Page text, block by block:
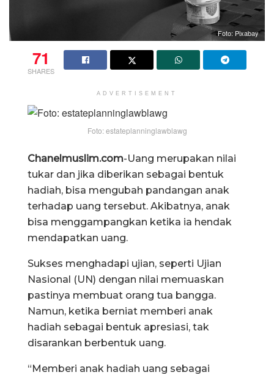
Foto: Pixabay
71
SHARES
ADVERTISEMENT
Foto: estateplanninglawblawg
Chanelmuslim.com-Uang merupakan nilai
tukar dan jika diberikan sebagai bentuk
hadiah, bisa mengubah pandangan anak
terhadap uang tersebut. Akibatnya, anak
bisa menggampangkan ketika ia hendak
mendapatkan uang.
Sukses menghadapi ujian, seperti Ujian
Nasional (UN) dengan nilai memuaskan
pastinya membuat orang tua bangga.
Namun, ketika berniat memberi anak
hadiah sebagai bentuk apresiasi, tak
disarankan berbentuk uang.
“Memberi anak hadiah uang sebagai